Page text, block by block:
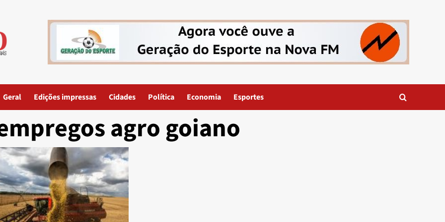
Geral Edições impressas Cidades Política Economia Esportes
agro goiano